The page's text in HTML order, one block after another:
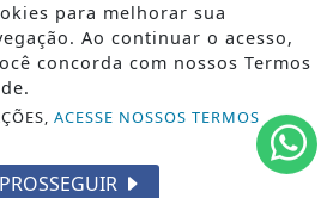
para melhorar sua
Ao continuar o acesso,
concorda com nossos Termos
ACESSE NOSSOS TERMOS
PROSSEGUIR